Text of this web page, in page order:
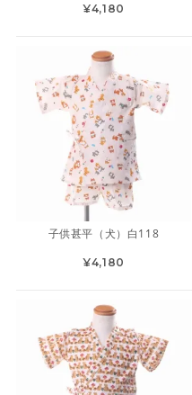
¥4,180
子供甚平（犬）白118
¥4,180